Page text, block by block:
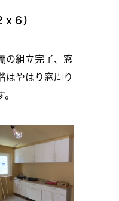
６）
の組立完了、窓
はやはり窓周り